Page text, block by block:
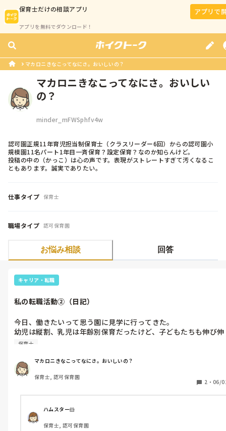
保育士だけの相談アプリ
アプリを無料でダウンロード！
アプリで
マカロニきなこってなにさ。おいしいの？
マカロニきなこってなにさ。おいしい
の？
minder_mFWSphfv4w
認可園正規11年育児担当制保育士（クラスリーダー6回）からの認可園小
規模園11名パート1年目一斉保育？設定保育？なのか知らんけど。
投稿の中の（かっこ）は心の声です。表現がストレートすぎて汚くなるこ
ともあります。誠実でありたい。
仕事タイプ 保育士
職場タイプ 認可保育園
お悩み相談 回答
キャリア・転職
私の転職活動②（日記）
今日、働きたいって思う園に見学に行ってきた。
幼児は縦割、乳児は年齢別保育だったけど、子どもたちも伸び伸
びしてた。
く昔からの園舎って感じだった。
それはそれで味があって温かみを感じた。
幼児の子どもたちは年齢別の活動もあって、聞く力を育てたいっ
て園長先生もおっしゃってた。
小学校へもつながるから私も集団生活においてその時間は必要だ
と思う。
保育士
マカロニきなこってなにさ。おいしいの？
保育士, 認可保育園
2 ・ 06/
ハムスター🐹
保育士, 認可保育園